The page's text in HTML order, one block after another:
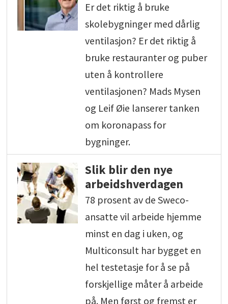
Er det riktig å bruke
skolebygninger med dårlig
ventilasjon? Er det riktig å
bruke restauranter og puber
uten å kontrollere
ventilasjonen? Mads Mysen
og Leif Øie lanserer tanken
om koronapass for
bygninger.
Slik blir den nye
arbeidshverdagen
78 prosent av de Sweco-
ansatte vil arbeide hjemme
minst en dag i uken, og
Multiconsult har bygget en
hel testetasje for å se på
forskjellige måter å arbeide
på. Men først og fremst er